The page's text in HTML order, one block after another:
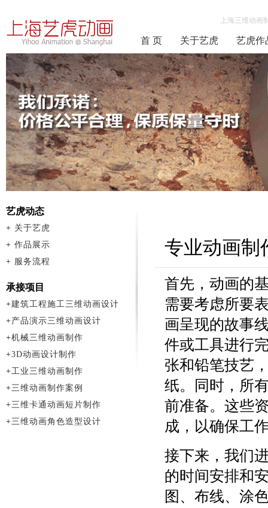
上海三维动
首 页 关于艺虎 艺虎作
专业动画制
首先，动画的
需要考虑所要
画呈现的故事
件或工具进行
张和铅笔技艺
纸。同时，所
前准备。这些
成，以确保工
接下来，我们
的时间安排和
图、布线、涂
艺虎动态
+ 关于艺虎
+ 作品展示
+ 服务流程
承接项目
+建筑工程施工三维动画设计
+产品演示三维动画设计
+机械三维动画制作
+3D动画设计制作
+工业三维动画制作
+三维动画制作案例
+三维卡通动画短片制作
+三维动画角色造型设计